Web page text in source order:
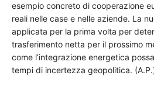
esempio concreto di cooperazione
reali nelle case e nelle aziende. La
applicata per la prima volta per
trasferimento netta per il prossimo
come l’integrazione energetica
tempi di incertezza geopolitica.